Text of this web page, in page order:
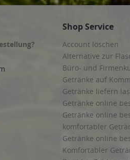
Shop Service
Account löschen
Alternative zur
Büro- und
Getränke auf
Getränke liefern
Getränke online
Getränke online
komfortabler
Getränke online
Komfortabler